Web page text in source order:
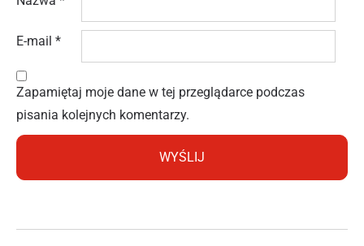
E-mail *
Zapamiętaj moje dane w tej przeglądarce podczas
pisania kolejnych komentarzy.